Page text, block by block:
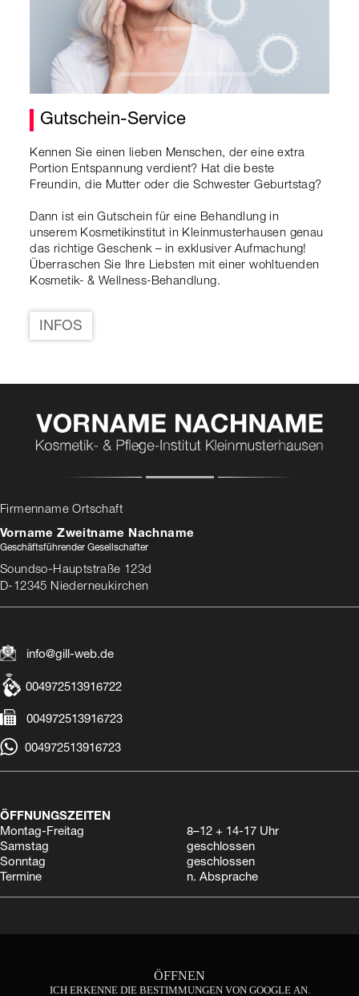
Gutschein-Service
Kennen Sie einen lieben Menschen, der eine extra
Portion Entspannung verdient? Hat die beste
Freundin, die Mutter oder die Schwester Geburtstag?
Dann ist ein Gutschein für eine Behandlung in
unserem Kosmetikinstitut in Kleinmusterhausen genau
das richtige Geschenk – in exklusiver Aufmachung!
Überraschen Sie Ihre Liebsten mit einer wohltuenden
Kosmetik- & Wellness-Behandlung.
INFOS
Firmenname Ortschaft
Vorname Zweitname Nachname
Geschäftsführender Gesellschafter
Soundso-Hauptstraße 123d
D-12345 Niederneukirchen
info@gill-web.de
004972513916722
004972513916723
004972513916723
ÖFFNUNGSZEITEN
Montag-Freitag
8–12 + 14-17 Uhr
Samstag
geschlossen
Sonntag
geschlossen
Termine
n. Absprache
ÖFFNEN
ICH ERKENNE DIE BESTIMMUNGEN VON GOOGLE AN.